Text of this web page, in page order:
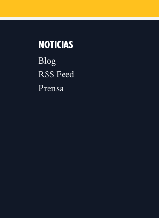
NOTICIAS
Blog
RSS Feed
Prensa